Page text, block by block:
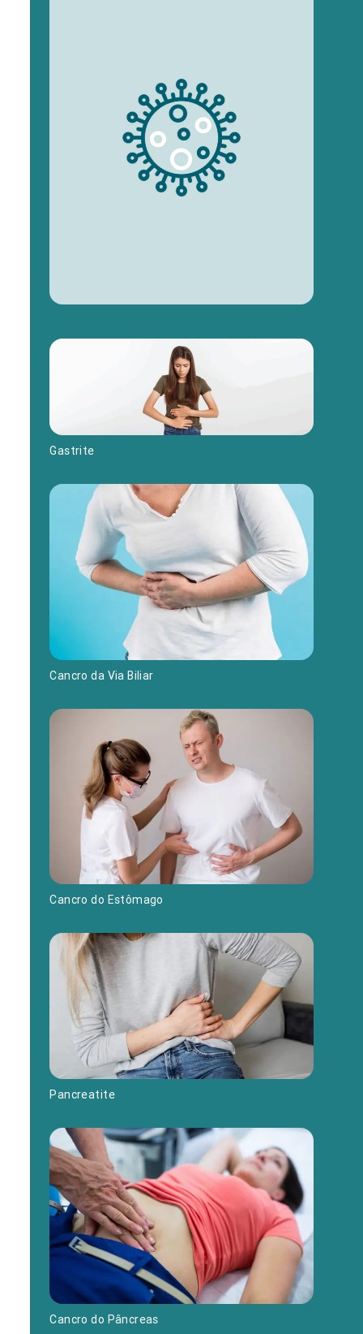
Gastrite
Cancro da Via Biliar
Cancro do Estômago
Pancreatite
Cancro do Pâncreas